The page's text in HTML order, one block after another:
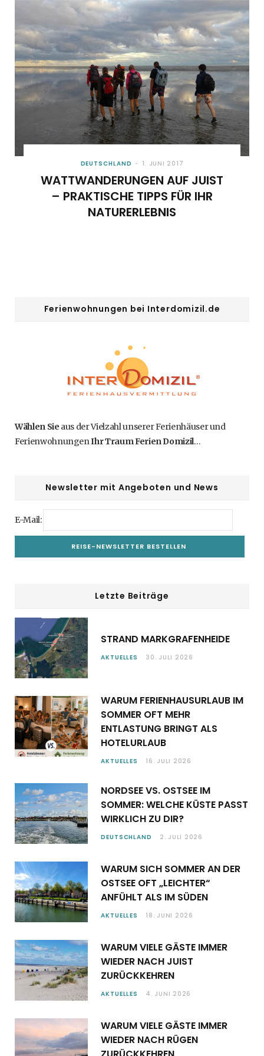
o
k
t
t r
m
r
e
s
t
b
DEUTSCHLAND 1. JUNI 2017
WATTWANDERUNGEN AUF JUIST
– PRAKTISCHE TIPPS FÜR IHR
NATURERLEBNIS
Ferienwohnungen bei Interdomizil.de
Wählen Sie aus der Vielzahl unserer Ferienhäuser und
FerienwohnungenIhr Traum Ferien Domizil…
Newsletter mit Angeboten und News
E-Mail:
Letzte Beiträge
STRAND MARKGRAFENHEIDE
AKTUELLES 30. JULI 2026
WARUM FERIENHAUSURLAUB IM
SOMMER OFT MEHR
ENTLASTUNG BRINGT ALS
HOTELURLAUB
AKTUELLES 16. JULI 2026
NORDSEE VS. OSTSEE IM
SOMMER: WELCHE KÜSTE PASST
WIRKLICH ZU DIR?
DEUTSCHLAND 2. JULI 2026
WARUM SICH SOMMER AN DER
OSTSEE OFT „LEICHTER“
ANFÜHLT ALS IM SÜDEN
AKTUELLES 18. JUNI 2026
WARUM VIELE GÄSTE IMMER
WIEDER NACH JUIST
ZURÜCKKEHREN
AKTUELLES 4. JUNI 2026
WARUM VIELE GÄSTE IMMER
WIEDER NACH RÜGEN